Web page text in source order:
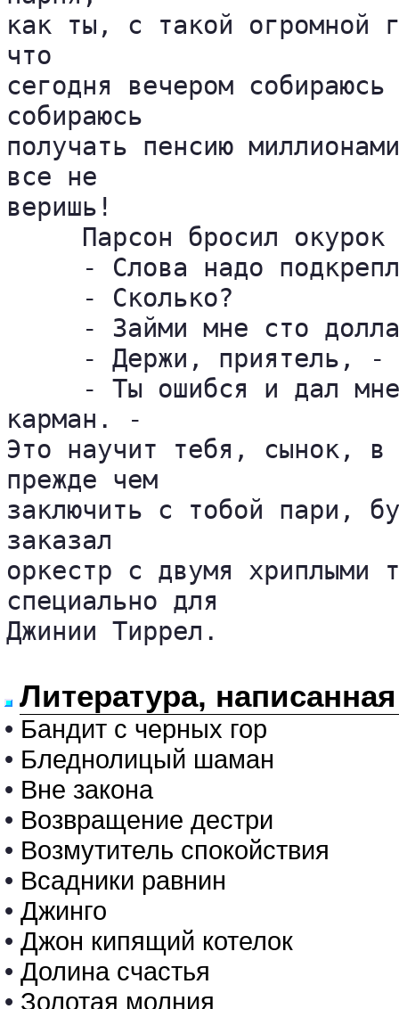
как ты, с такой огромной
что
сегодня вечером
собираюсь
получать пенсию
все не
веришь!
Парсон бросил
- Слова надо
     - Сколько?
- Займи мне сто
- Держи, приятель, -
- Ты ошибся и дал
карман. -
Это научит тебя, сынок, в
прежде чем
заключить с тобой пари,
заказал
оркестр с двумя хриплыми
специально для
Джинии Тиррел.
Литература,
• Бандит с черных гор
• Бледнолицый шаман
• Вне закона
• Возвращение дестри
• Возмутитель спокойствия
• Всадники равнин
• Джинго
• Джон кипящий котелок
• Долина счастья
• Золотая молния